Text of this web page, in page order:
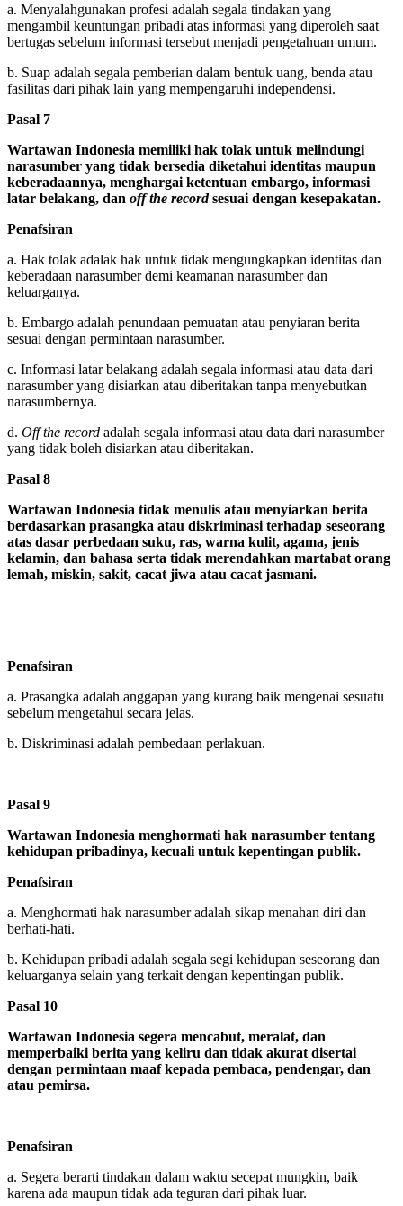
a. Menyalahgunakan profesi adalah segala tindakan yang
mengambil keuntungan pribadi atas informasi yang diperoleh saat
bertugas sebelum informasi tersebut menjadi pengetahuan umum.
b. Suap adalah segala pemberian dalam bentuk uang, benda atau
fasilitas dari pihak lain yang mempengaruhi independensi.
Pasal 7
Wartawan Indonesia memiliki hak tolak untuk melindungi
narasumber yang tidak bersedia diketahui identitas maupun
keberadaannya, menghargai ketentuan embargo, informasi
latar belakang, dan off the recordsesuai dengan kesepakatan.
Penafsiran
a. Hak tolak adalak hak untuk tidak mengungkapkan identitas dan
keberadaan narasumber demi keamanan narasumber dan
keluarganya.
b. Embargo adalah penundaan pemuatan atau penyiaran berita
sesuai dengan permintaan narasumber.
c. Informasi latar belakang adalah segala informasi atau data dari
narasumber yang disiarkan atau diberitakan tanpa menyebutkan
narasumbernya.
d. Off the record adalah segala informasi atau data dari narasumber
yang tidak boleh disiarkan atau diberitakan.
Pasal 8
Wartawan Indonesia tidak menulis atau menyiarkan berita
berdasarkan prasangka atau diskriminasi terhadap seseorang
atas dasar perbedaan suku, ras, warna kulit, agama, jenis
kelamin, dan bahasa serta tidak merendahkan martabat orang
lemah, miskin, sakit, cacat jiwa atau cacat jasmani.
Penafsiran
a. Prasangka adalah anggapan yang kurang baik mengenai sesuatu
sebelum mengetahui secara jelas.
b. Diskriminasi adalah pembedaan perlakuan.
Pasal 9
Wartawan Indonesia menghormati hak narasumber tentang
kehidupan pribadinya, kecuali untuk kepentingan publik.
Penafsiran
a. Menghormati hak narasumber adalah sikap menahan diri dan
berhati-hati.
b. Kehidupan pribadi adalah segala segi kehidupan seseorang dan
keluarganya selain yang terkait dengan kepentingan publik.
Pasal 10
Wartawan Indonesia segera mencabut, meralat, dan
memperbaiki berita yang keliru dan tidak akurat disertai
dengan permintaan maaf kepada pembaca, pendengar, dan
atau pemirsa.
Penafsiran
a. Segera berarti tindakan dalam waktu secepat mungkin, baik
karena ada maupun tidak ada teguran dari pihak luar.